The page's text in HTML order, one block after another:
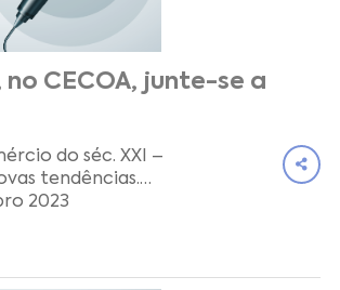
no CECOA, junte-se a
do séc. XXI –
tendências.
2023